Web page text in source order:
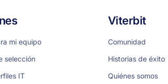
mi equipo
selección
IT
Viterbit
Comunidad
Historias de éxito
Quiénes somos